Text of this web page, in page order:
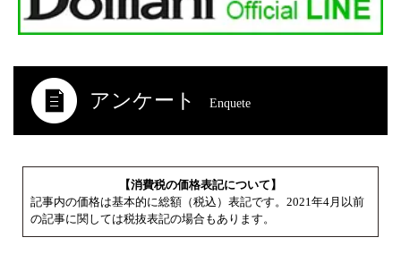
アンケート Enquete
【消費税の価格表記について】
記事内の価格は基本的に総額（税込）表記です。2021年4月以前
の記事に関しては税抜表記の場合もあります。